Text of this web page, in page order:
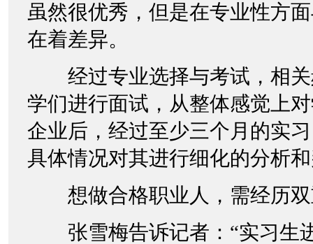
虽然很优秀，但是在专业性方
在着差异。
经过专业选择与考试，相关
学们进行面试，从整体感觉上
企业后，经过至少三个月的实
具体情况对其进行细化的分析
想做合格职业人，需经历双
张雪梅告诉记者：“实习生